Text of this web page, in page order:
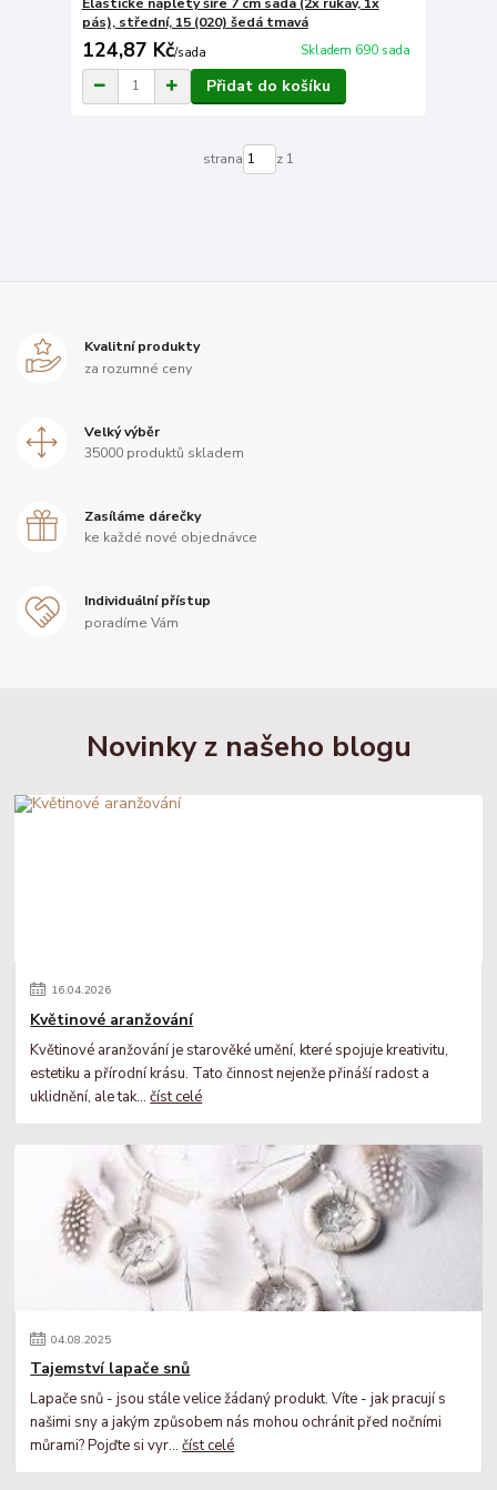
pás), střední, 15 (020) šedá tmavá
124,87 Kč/sada Skladem 690 sada
Přidat do košíku
strana z 1
Kvalitní produkty
za rozumné ceny
Velký výběr
35000 produktů skladem
Zasíláme dárečky
ke každé nové objednávce
Individuální přístup
poradíme Vám
Novinky z našeho blogu
16.04.2026
Květinové aranžování
Květinové aranžování je starověké umění, které spojuje kreativitu,
estetiku a přírodní krásu. Tato činnost nejenže přináší radost a
uklidnění, ale tak...číst celé
04.08.2025
Tajemství lapače snů
Lapače snů - jsou stále velice žádaný produkt. Víte - jak pracují s
našimi sny a jakým způsobem nás mohou ochránit před nočními
můrami? Pojďte si vyr...číst celé